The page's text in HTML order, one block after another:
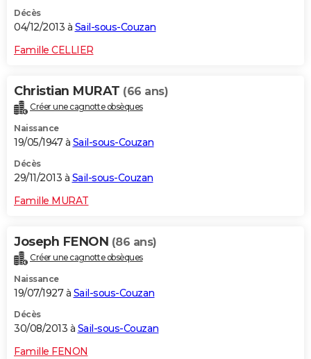
Décès
04/12/2013 à Sail-sous-Couzan
Famille CELLIER
Christian MURAT (66 ans)
Créer une cagnotte obsèques
Naissance
19/05/1947 à Sail-sous-Couzan
Décès
29/11/2013 à Sail-sous-Couzan
Famille MURAT
Joseph FENON (86 ans)
Créer une cagnotte obsèques
Naissance
19/07/1927 à Sail-sous-Couzan
Décès
30/08/2013 à Sail-sous-Couzan
Famille FENON